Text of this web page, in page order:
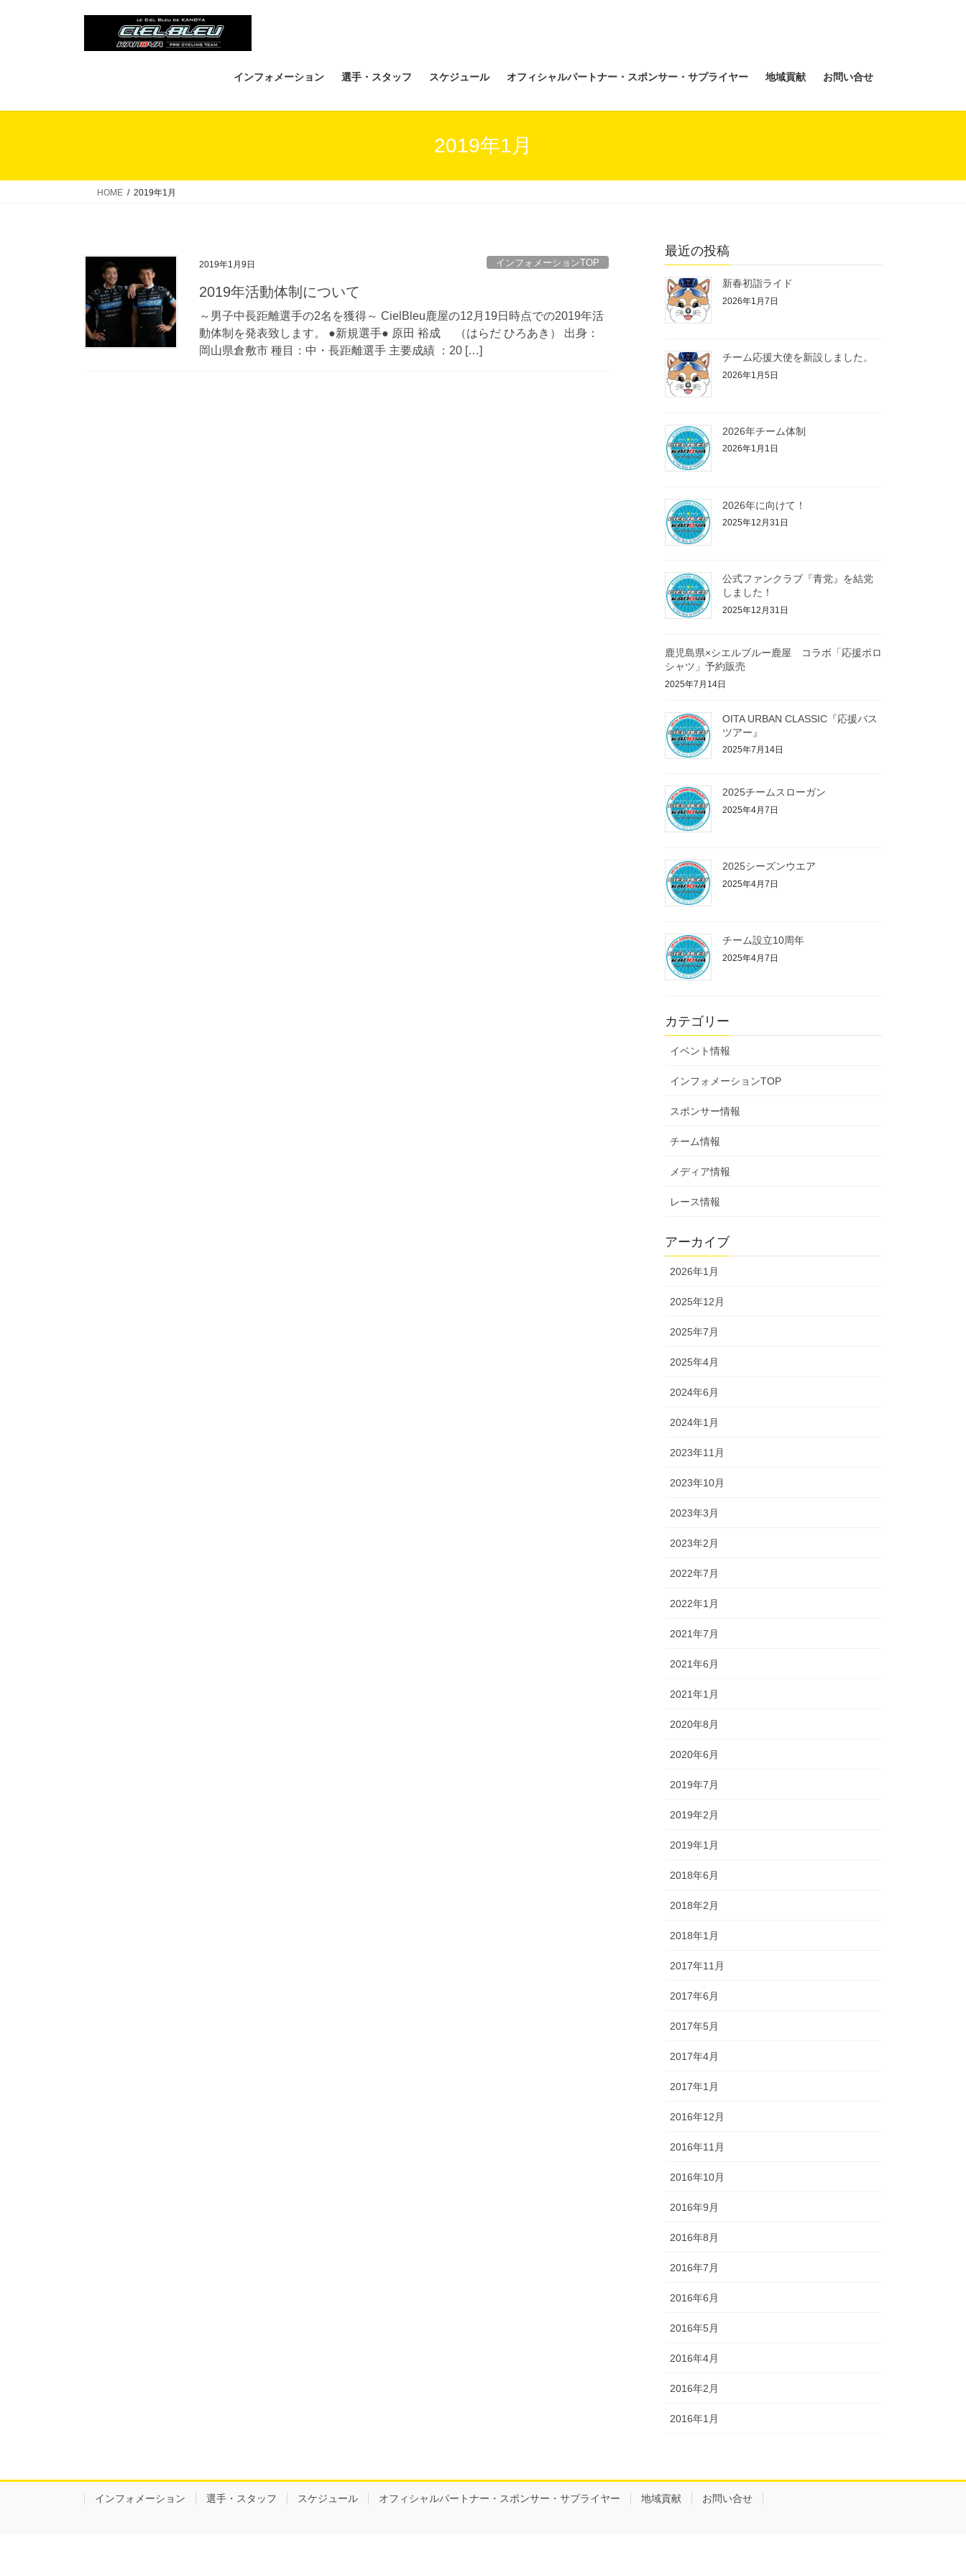
ス
ン
インフォメーション 選手・スタッフ スケジュール オフィシャルパートナー・スポンサー・サプライヤー 地域貢献 お問い合せ
2019年1月
HOME 2019年1月
2019年1月9日 インフォメーションTOP
2019年活動体制について
～男子中長距離選手の2名を獲得～ CielBleu鹿屋の12月19日時点での2019年活
動体制を発表致します。 ●新規選手● 原田 裕成 （はらだ ひろあき） 出身：
岡山県倉敷市 種目：中・長距離選手 主要成績 ：20 […]
最近の投稿
新春初詣ライド
2026年1月7日
チーム応援大使を新設しました。
2026年1月5日
2026年チーム体制
2026年1月1日
2026年に向けて！
2025年12月31日
公式ファンクラブ『青党』を結党
しました！
2025年12月31日
鹿児島県×シエルブルー鹿屋 コラボ「応援ポロ
シャツ」予約販売
2025年7月14日
OITA URBAN CLASSIC『応援バス
ツアー』
2025年7月14日
2025チームスローガン
2025年4月7日
2025シーズンウエア
2025年4月7日
チーム設立10周年
2025年4月7日
カテゴリー
イベント情報
インフォメーションTOP
スポンサー情報
チーム情報
メディア情報
レース情報
アーカイブ
2026年1月
2025年12月
2025年7月
2025年4月
2024年6月
2024年1月
2023年11月
2023年10月
2023年3月
2023年2月
2022年7月
2022年1月
2021年7月
2021年6月
2021年1月
2020年8月
2020年6月
2019年7月
2019年2月
2019年1月
2018年6月
2018年2月
2018年1月
2017年11月
2017年6月
2017年5月
2017年4月
2017年1月
2016年12月
2016年11月
2016年10月
2016年9月
2016年8月
2016年7月
2016年6月
2016年5月
2016年4月
2016年2月
2016年1月
インフォメーション 選手・スタッフ スケジュール オフィシャルパートナー・スポンサー・サプライヤー 地域貢献 お問い合せ